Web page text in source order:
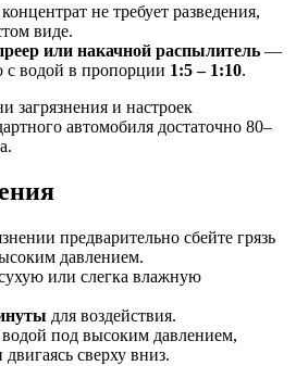
не требует разведения,
виде.
или накачной распылитель —
с водой в пропорции 1:5 – 1:10.
загрязнения и настроек
автомобиля достаточно 80–
предварительно сбейте грязь
давлением.
или слегка влажную
для воздействия.
под высоким давлением,
сверху вниз.